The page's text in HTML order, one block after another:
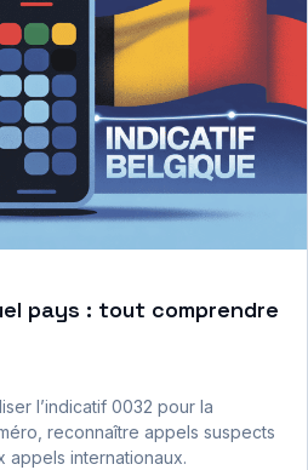
pays : tout comprendre
l’indicatif 0032 pour la
reconnaître appels suspects
appels internationaux.